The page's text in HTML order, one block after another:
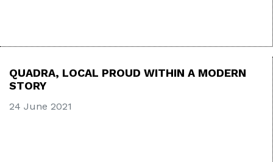
QUADRA, LOCAL PROUD WITHIN A MODERN
STORY
24 June 2021